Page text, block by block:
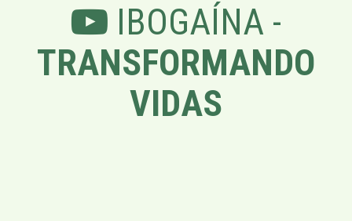
IBOGAÍNA -
TRANSFORMANDO
VIDAS